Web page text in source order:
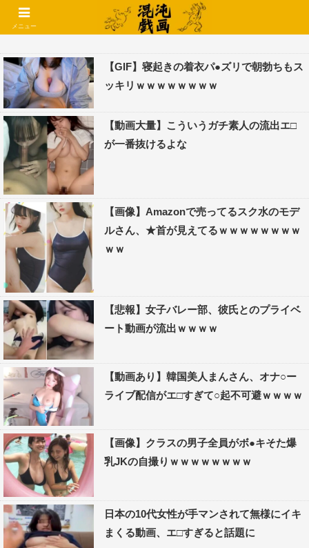
コメントでコテハン使えるようになりました🌱
【GIF】寝起きの着衣パ●ズリで朝勃ちもス
ッキリｗｗｗｗｗｗｗｗ
【動画大量】こういうガチ素人の流出エ□
が一番抜けるよな
【画像】Amazonで売ってるスク水のモデ
ルさん、★首が見えてるｗｗｗｗｗｗｗｗ
ｗｗ
【悲報】女子バレー部、彼氏とのプライベ
ート動画が流出ｗｗｗｗ
【動画あり】韓国美人まんさん、オナ○ー
ライブ配信がエ□すぎて○起不可避ｗｗｗｗ
【画像】クラスの男子全員がボ●キそた爆
乳JKの自撮りｗｗｗｗｗｗｗｗ
日本の10代女性が手マンされて無様にイキ
まくる動画、エ□すぎると話題に
メニュー